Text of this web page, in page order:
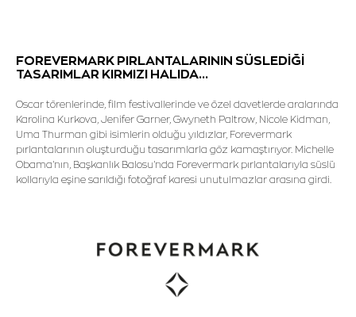
FOREVERMARK PIRLANTALARININ SÜSLEDİĞİ
TASARIMLAR KIRMIZI HALIDA...
Oscar törenlerinde, film festivallerinde ve özel davetlerde aralarında
Karolina Kurkova, Jenifer Garner, Gwyneth Paltrow, Nicole Kidman,
Uma Thurman gibi isimlerin olduğu yıldızlar, Forevermark
pırlantalarının oluşturduğu tasarımlarla göz kamaştırıyor. Michelle
Obama'nın, Başkanlık Balosu'nda Forevermark pırlantalarıyla süslü
kollarıyla eşine sarıldığı fotoğraf karesi unutulmazlar arasına girdi.